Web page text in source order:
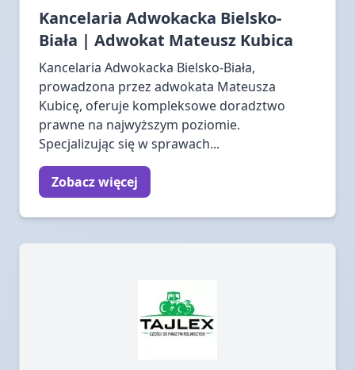
Kancelaria Adwokacka Bielsko-
Biała | Adwokat Mateusz Kubica
Kancelaria Adwokacka Bielsko-Biała,
prowadzona przez adwokata Mateusza
Kubicę, oferuje kompleksowe doradztwo
prawne na najwyższym poziomie.
Specjalizując się w sprawach...
Zobacz więcej